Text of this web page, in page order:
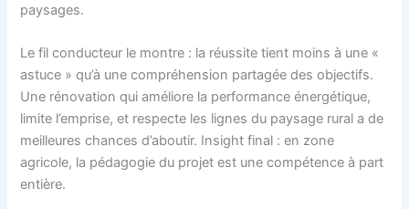
paysages.
Le fil conducteur le montre : la réussite tient moins à une «
astuce » qu’à une compréhension partagée des objectifs.
Une rénovation qui améliore la performance énergétique,
limite l’emprise, et respecte les lignes du paysage rural a de
meilleures chances d’aboutir. Insight final : en zone
agricole, la pédagogie du projet est une compétence à part
entière.